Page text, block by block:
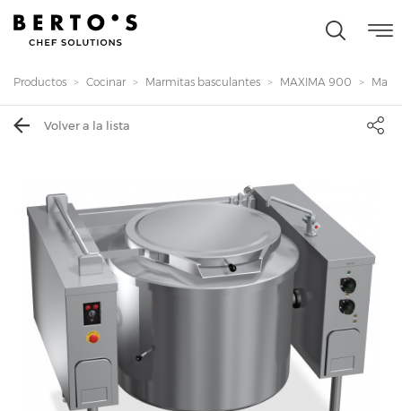
Productos Cocinar Marmitas basculantes MAXIMA 900
Volver a la lista